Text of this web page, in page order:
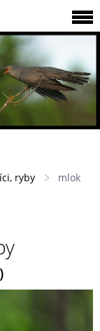
ryby
mlok